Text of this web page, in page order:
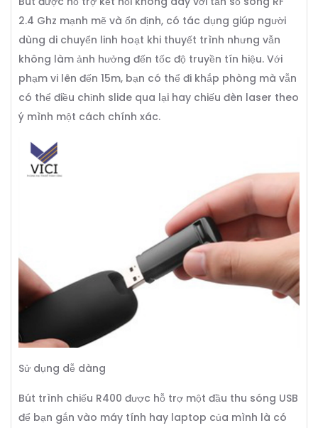
2.4 Ghz mạnh mẽ và ổn định, có tác dụng giúp người
dùng di chuyển linh hoạt khi thuyết trình nhưng vẫn
không làm ảnh hưởng đến tốc độ truyền tín hiệu. Với
phạm vi lên đến 15m, bạn có thể đi khắp phòng mà vẫn
có thể điều chỉnh slide qua lại hay chiếu đèn laser theo
ý mình một cách chính xác.
Sử dụng dễ dàng
Bút trình chiếu R400 được hỗ trợ một đầu thu sóng USB
để bạn gắn vào máy tính hay laptop của mình là có